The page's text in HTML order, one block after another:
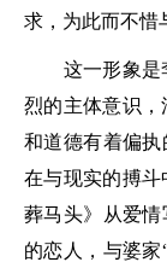
求，为此而不惜
这一形象是李
烈的主体意识
和道德有着偏执
在与现实的搏
葬马头》从爱情
的恋人，与婆家